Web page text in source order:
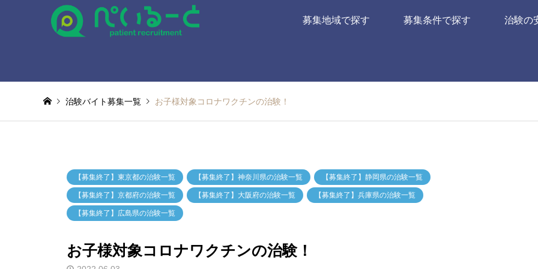
募集地域で探す 募集条件で探す 治験の
治験バイト募集一覧 お子様対象コロナワクチンの治験！
【募集終了】東京都の治験一覧 【募集終了】神奈川県の治験一覧 【募集終了】静岡県の治験一覧
【募集終了】京都府の治験一覧 【募集終了】大阪府の治験一覧 【募集終了】兵庫県の治験一覧
【募集終了】広島県の治験一覧
お子様対象コロナワクチンの治験！